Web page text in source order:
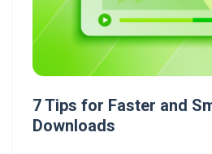
7 Tips for Faster and
Downloads